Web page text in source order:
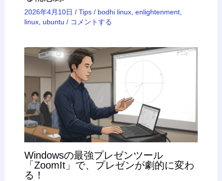
2026年4月10日 / Tips/ bodhi linux, enlightenment,
linux, ubuntu / コメントする
Windowsの最強プレゼンツール
「ZoomIt」で、プレゼンが劇的に変わ
る！